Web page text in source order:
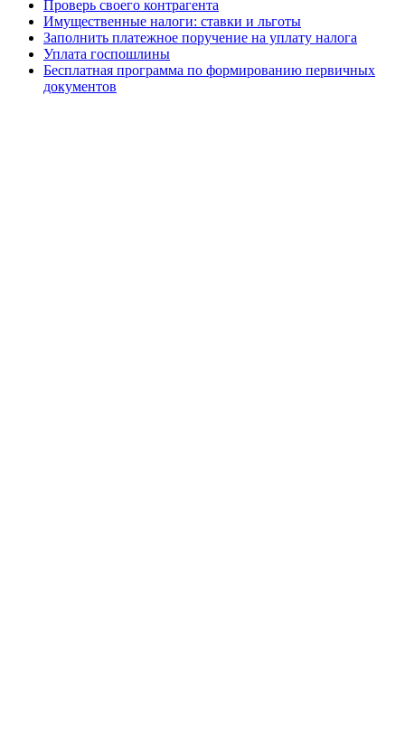
Проверь своего контрагента
Имущественные налоги: ставки и льготы
Заполнить платежное поручение на уплату налога
Уплата госпошлины
Бесплатная программа по формированию первичных
документов